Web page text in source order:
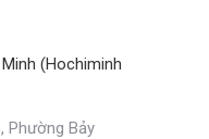
(Hochiminh
Phường Bảy